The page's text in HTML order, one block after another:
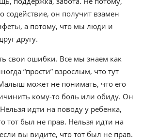
содействие, он получит взамен
а потому, что мы люди и
другу.
свои ошибки. Все мы знаем как
“прости” взрослым, что тут
может не понимать, что его
кому-то боль или обиду. Он
идти на поводу у ребенка,
тот был не прав. Нельзя идти на
вы видите, что тот был не прав.